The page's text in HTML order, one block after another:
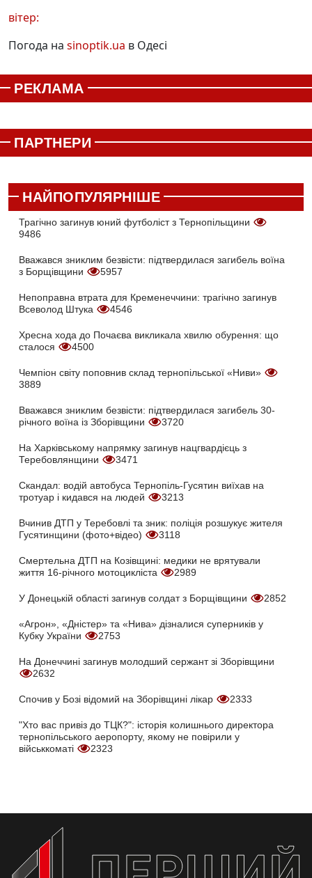
вітер:
Погода на sinoptik.ua в Одесі
РЕКЛАМА
ПАРТНЕРИ
НАЙПОПУЛЯРНІШЕ
Трагічно загинув юний футболіст з Тернопільщини
9486
Вважався зниклим безвісти: підтвердилася загибель воїна
з Борщівщини
5957
Непоправна втрата для Кременеччини: трагічно загинув
Всеволод Штука
4546
Хресна хода до Почаєва викликала хвилю обурення: що
сталося
4500
Чемпіон світу поповнив склад тернопільської «Ниви»
3889
Вважався зниклим безвісти: підтвердилася загибель 30-
річного воїна із Зборівщини
3720
На Харківському напрямку загинув нацгвардієць з
Теребовлянщини
3471
Скандал: водій автобуса Тернопіль-Гусятин виїхав на
тротуар і кидався на людей
3213
Вчинив ДТП у Теребовлі та зник: поліція розшукує жителя
Гусятинщини (фото+відео)
3118
Смертельна ДТП на Козівщині: медики не врятували
життя 16-річного мотоцикліста
2989
У Донецькій області загинув солдат з Борщівщини 2852
«Агрон», «Дністер» та «Нива» дізналися суперників у
Кубку України
2753
На Донеччині загинув молодший сержант зі Зборівщини
2632
Спочив у Бозі відомий на Зборівщині лікар 2333
"Хто вас привіз до ТЦК?": історія колишнього директора
тернопільського аеропорту, якому не повірили у
військкоматі
2323